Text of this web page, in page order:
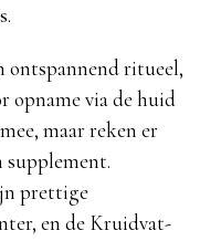
ontspannend ritueel,
opname via de huid
maar reken er
supplement.
prettige
en de Kruidvat-